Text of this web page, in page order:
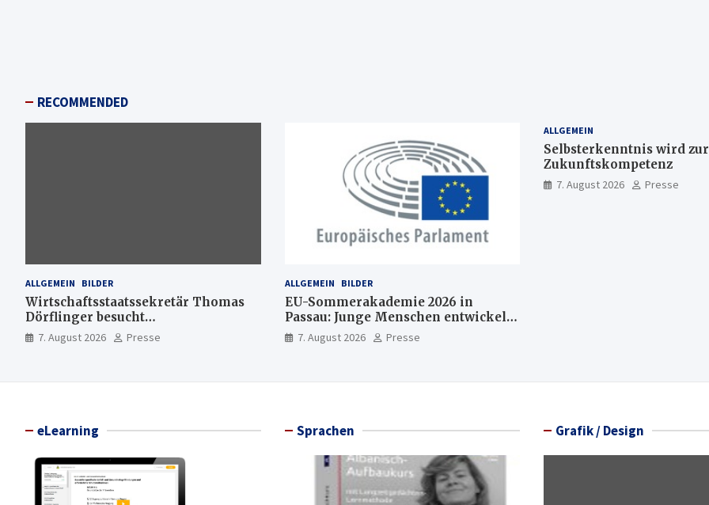
RECOMMENDED
ALLGEMEIN BILDER
Wirtschaftsstaatssekretär Thomas
Dörflinger besucht
Handwerksbetrieb im
Kammerbezirk Freiburg
7. August 2026 Presse
ALLGEMEIN BILDER
EU-Sommerakademie 2026 in
Passau: Junge Menschen entwickeln
Ideen für Europas Zukunft
7. August 2026 Presse
ALLGEMEIN
Selbsterkenntnis wird zur
Zukunftskompetenz
7. August 2026 Presse
eLearning Sprachen Grafik / Design